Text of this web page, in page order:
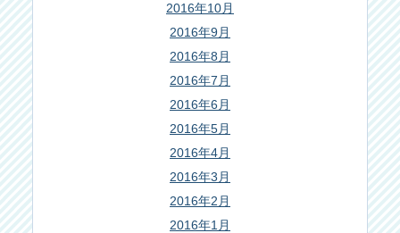
2016年10月
2016年9月
2016年8月
2016年7月
2016年6月
2016年5月
2016年4月
2016年3月
2016年2月
2016年1月